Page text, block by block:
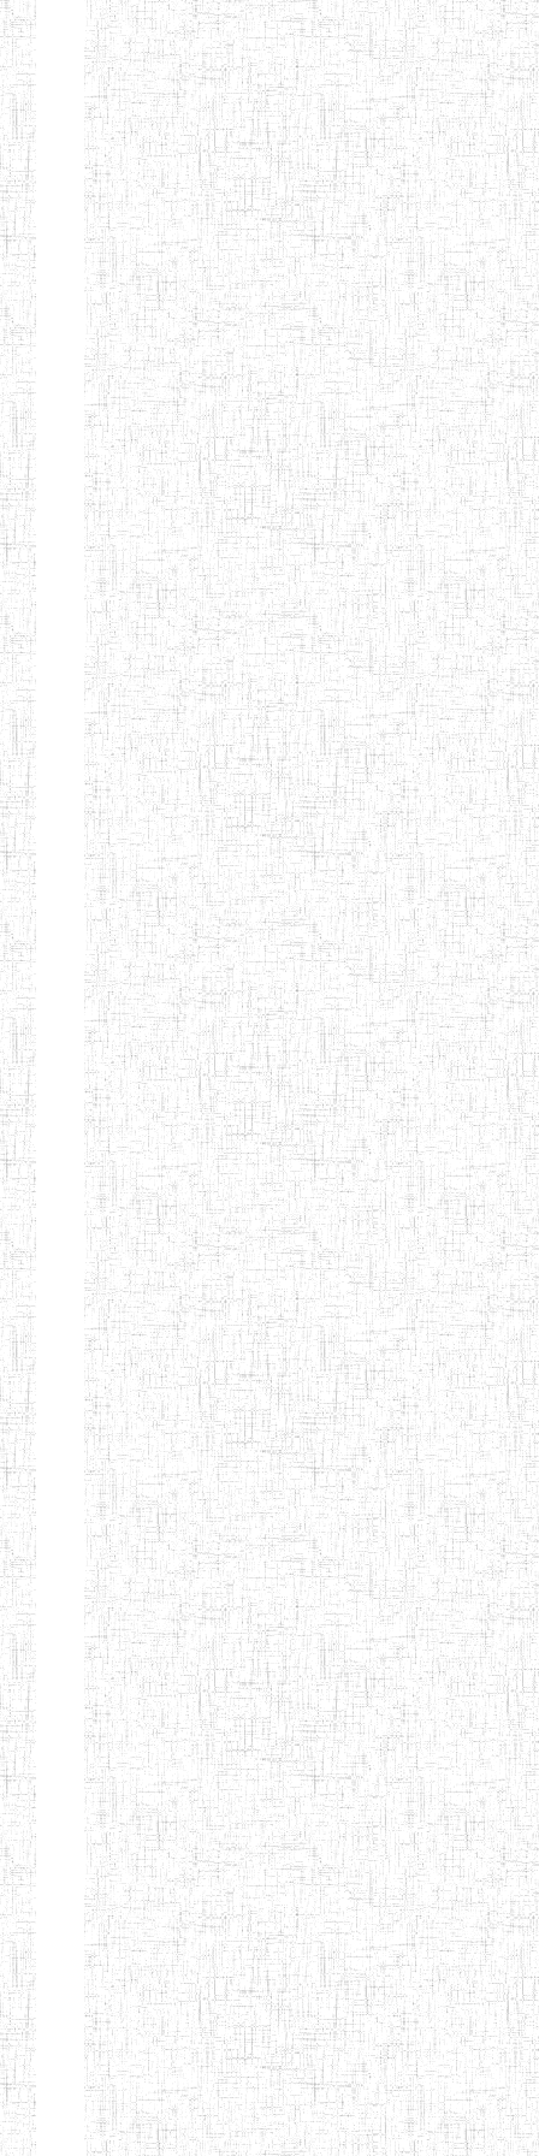
Afficher Page 9 sur 13 Total: 307
Début Préc. 4 5 6 7 8
9
13
Suivant Fin
ENIEG
MODERNE
SAINTE MARIE
04/08/2010 ENIEG
ENIEG PRIVEE
BILINGUE LES
BOSONS
04/08/2010 ENIEG
ENIEG BILINGUE
LE NORMALIEN
CITOYEN
01/08/2014 ENIEG
ENIEG BILINGUE
CLAIRE
FONTAINE
03/10/2012 ENIEG
ENIEG BILINGUE
LA COURONNE
25/06/2014 ENIEG
ENIET BILINGUE
LA
PERFORMANCE
06/01/2014 ENIET
ENIET PRIVEE
LES FERMIONS
25/07/2013 ENIET
ENIET PRIVEE DE
L'OUEST
17/04/2014 ENIET
ENIET LE
NORMALIEN
CITOYEN
30/10/2014 ENIET
ENIEG PRIVEE
L'ARCHE DES
PHOTONS
04/08/2010 ENIEG
ECOLE DE
FORMATION
DES
INSTITUTEURS
ST ANDRE
30/11/2004 ENIEG
ENIEG PRIVEE
LAIQUE
PEKEKUE
04/06/2015 ENIEG
Etablissements
d'enseignement
secondaire
technique